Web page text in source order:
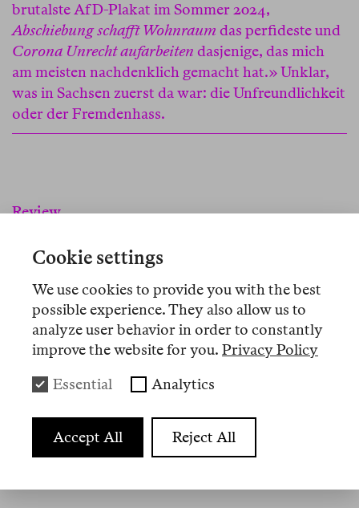
brutalste AfD-Plakat im Sommer 2024,
Abschiebung schafft Wohnraum das perfideste und
Corona Unrecht aufarbeiten dasjenige, das mich
am meisten nachdenklich gemacht hat.» Unklar,
was in Sachsen zuerst da war: die Unfreundlichkeit
oder der Fremdenhass.
Review
Samir Sellami
Staatsfeind Winnetou
Als in den 60ern in Jugoslawien dieWinnetou
Filme gedreht wurden, kamen die Komparsen, die
in Cowboy-und-Indianer-Drag aufeinander
Jahrzehnte später bekriegten sie sich in echt. In
melancholisches Wende-Epos.
Cookie settings
We use cookies to provide you with the best
possible experience. They also allow us to
analyze user behavior in order to constantly
improve the website for you. Privacy Policy
Essential Analytics
Accept All Reject All